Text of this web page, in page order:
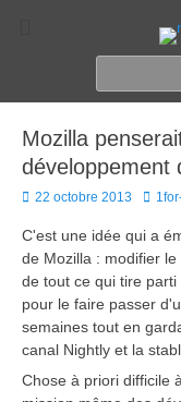
Pour les nymphos
Mozilla
développement
Posted
22 octobre 2013 Author
C'est une idée qui a
de Mozilla : modifier
de tout ce qui tire
pour le faire passer
semaines tout en
canal Nightly et la
Chose à priori difficile